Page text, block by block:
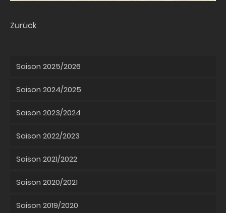
Zurück
Saison 2025/2026
Saison 2024/2025
Saison 2023/2024
Saison 2022/2023
Saison 2021/2022
Saison 2020/2021
Saison 2019/2020